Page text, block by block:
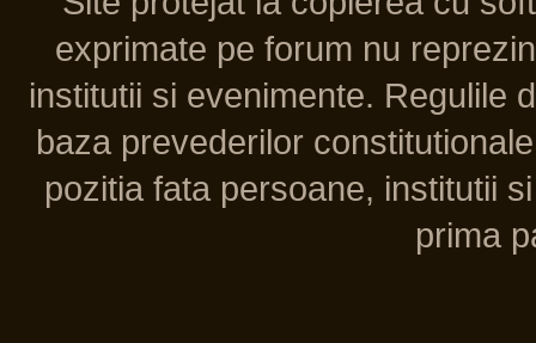
exprimate pe forum nu
institutii si evenimente. Regulile
baza prevederilor
pozitia fata persoane, institutii
prima